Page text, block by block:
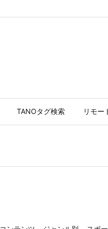
TANOタグ検索 リモー